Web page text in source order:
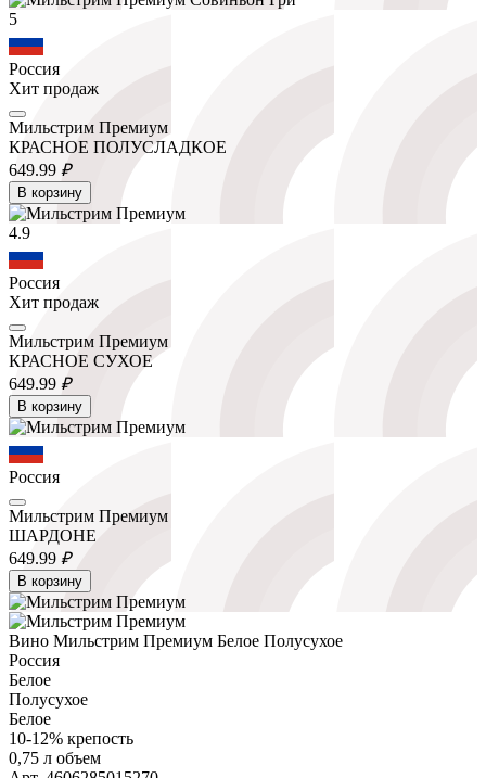
5
Россия
Хит продаж
Мильстрим Премиум
КРАСНОЕ ПОЛУСЛАДКОЕ
649.99 ₽
В корзину
4.9
Россия
Хит продаж
Мильстрим Премиум
КРАСНОЕ СУХОЕ
649.99 ₽
В корзину
Россия
Мильстрим Премиум
ШАРДОНЕ
649.99 ₽
В корзину
Вино Мильстрим Премиум Белое Полусухое
Россия
Белое
Полусухое
Белое
10-12% крепость
0,75 л объем